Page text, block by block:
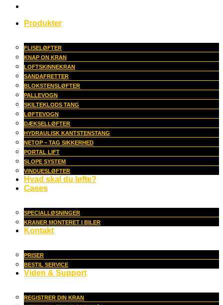
Produkter
FLISELØFTER
KNAP ON KRAN
LOFTSKINNEKRAN
SANDAFRETTER
BLOKSTENSLØFTER
PALLEVOGN
SKILTEKLODS TANG
LØFTEVOGN
DÆKSELLØFTER
HYDRAULISK KANTSTENSTANG
NETOP – TAG SIKKERHED
PORTAL LIFT
SLOPE SYSTEM
VINDUESLØFTER
Hvad skal du løfte?
Cases
SPECIALLØSNINGER
KRANER MONTERET I BILER
Kontakt
PRISER
BESTIL SERVICE
Viden & Support
REGISTRER DIN KRAN